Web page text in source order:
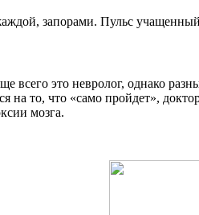
запорами. Пульс
всего это невролог, однако
то, что «само пройдет»,
мозга.